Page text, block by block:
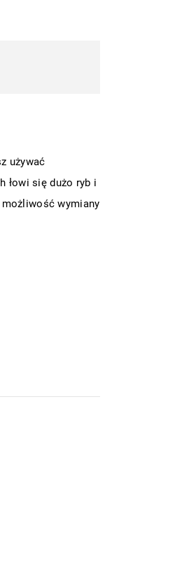
używać
łowi się dużo ryb i
możliwość wymiany